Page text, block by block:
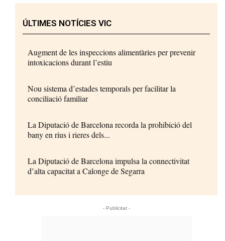
ÚLTIMES NOTÍCIES VIC
Augment de les inspeccions alimentàries per prevenir
intoxicacions durant l’estiu
Nou sistema d’estades temporals per facilitar la
conciliació familiar
La Diputació de Barcelona recorda la prohibició del
bany en rius i rieres dels...
La Diputació de Barcelona impulsa la connectivitat
d’alta capacitat a Calonge de Segarra
- Publicitat -